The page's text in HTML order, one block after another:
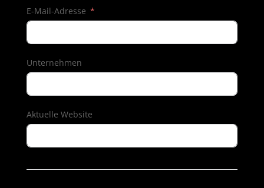
E-Mail-Adresse
Unternehmen
Aktuelle Website